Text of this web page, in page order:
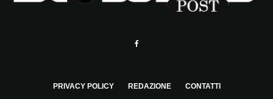
PRIVACY POLICY REDAZIONE CONTATTI